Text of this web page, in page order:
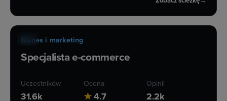
91 h
Biznes i marketing
Specjalista e-commerce
Uczestników
31.6k
Ocena
★4.7
Opinii
2.2k